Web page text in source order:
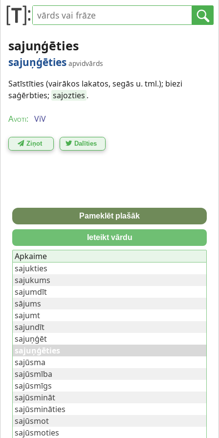
sajuņģēties
sajuņģēties apvidvārds
Satīstīties (vairākos lakatos, segās u. tml.); biezi
saģērbties; sajozties .
Avoti: ViV
Ziņot Dalīties
Pameklēt plašāk
Ieteikt vārdu
Apkaime
sajukties
sajukums
sajumdīt
sājums
sajumt
sajundīt
sajuņģēt
sajuņģēties
sajūsma
sajūsmība
sajūsmīgs
sajūsmināt
sajūsmināties
sajūsmot
sajūsmoties